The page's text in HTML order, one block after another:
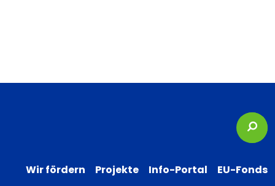
Wir fördern Projekte Info-Portal
EU-Fonds